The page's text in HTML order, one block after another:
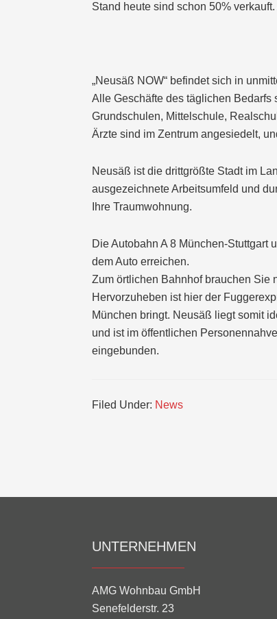
Stand heute sind schon 50%
„Neusäß NOW“ befindet sich in
Alle Geschäfte des täglichen
Grundschulen, Mittelschule,
Ärzte sind im Zentrum angesiedelt,
Neusäß ist die drittgrößte Stadt im
ausgezeichnete Arbeitsumfeld und
Ihre Traumwohnung.
Die Autobahn A 8 München-Stuttgart
dem Auto erreichen.
Zum örtlichen Bahnhof brauchen Sie
Hervorzuheben ist hier der
München bringt. Neusäß liegt somit
und ist im öffentlichen
eingebunden.
Filed Under: News
Footer
UNTERNEHMEN
AMG Wohnbau GmbH
Senefelderstr. 23